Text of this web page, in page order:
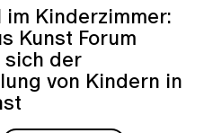
im Kinderzimmer:
Kunst Forum
der
von Kindern in